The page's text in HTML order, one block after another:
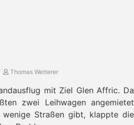
Thomas Wetterer
mit Ziel Glen Affric. Da
zwei Leihwagen angemietet
Straßen gibt, klappte die